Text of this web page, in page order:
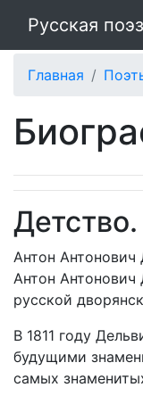
Русская
Главная
Антон Антонович
Антон
русской
В 1811 году
будущими
самых